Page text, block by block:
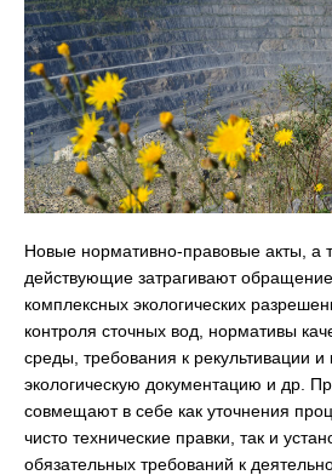
Новые нормативно-правовые акты, а
действующие затрагивают
комплексных экологических
контроля сточных вод, нормативы
среды, требования к рекультивации и
экологическую документацию и др.
совмещают в себе как уточнения
чисто технические правки, так и
обязательных требований к